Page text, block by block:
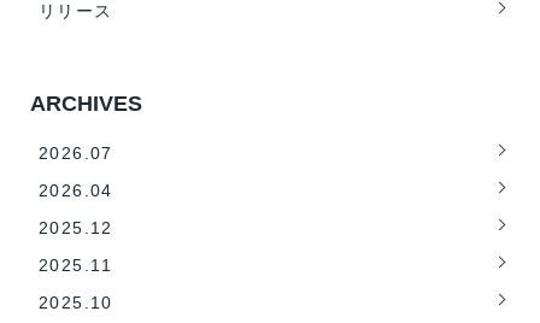
リリース
ARCHIVES
2026.07
2026.04
2025.12
2025.11
2025.10